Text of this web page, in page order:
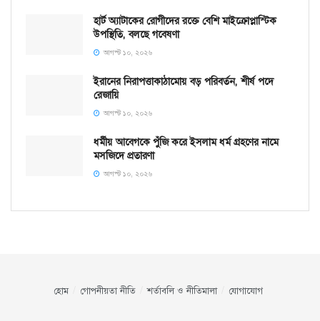
হার্ট অ্যাটাকের রোগীদের রক্তে বেশি মাইক্রোপ্লাস্টিক
উপস্থিতি, বলছে গবেষণা
আগস্ট ১০, ২০২৬
ইরানের নিরাপত্তাকাঠামোয় বড় পরিবর্তন, শীর্ষ পদে
রেজায়ি
আগস্ট ১০, ২০২৬
ধর্মীয় আবেগকে পুঁজি করে ইসলাম ধর্ম গ্রহণের নামে
মসজিদে প্রতারণা
আগস্ট ১০, ২০২৬
হোম গোপনীয়তা নীতি শর্তাবলি ও নীতিমালা যোগাযোগ